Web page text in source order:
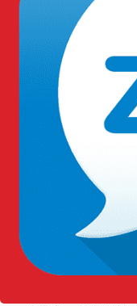
Sử dụng công
giảm trọng lượng
Thiết kế rãnh
Tiêu chuẩn EH:
trong điều kiện khô
Mũi giày
mũi thép truyền
Đế chống xuyên
xuyên thủng lên
Giày đạt tiêu
Mặt trên: da bò
Lớp lót: vải Mesh
Mũi giày:
Lót giày: SJ Foam